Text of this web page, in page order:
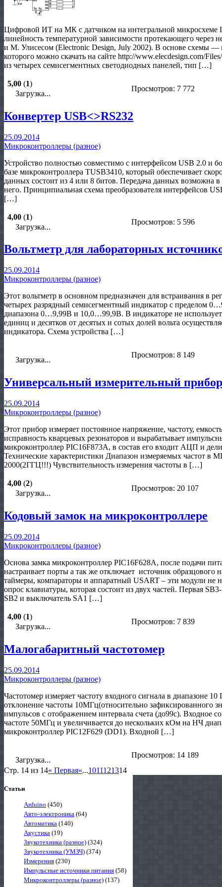
Цифровой ИТ на МК с датчиком на интегральной микросхеме
линейность температурной зависимости протекающего через
и М. Улисесом (Electronic Design, July 2002). В основе схемы —
которого можно скачать на сайте http://www.elecdesign.com/
из четырех семисегментных светодиодных панелей, тип […]
5,00 (1)
Загрузка...
Просмотров: 7 772
Конвертер USB<>RS232
25.09.2014
Микроконтроллеры (разное)
Устройство полностью совместимо с интерфейсом USB 2.0 и
базе микроконтроллера TUSB3410, который обеспечивает
данных состоит из 4 или 8 битов. Передача данных возможна
него. Принципиальная схема преобразователя интерфейсов
[…]
4,00 (1)
Загрузка...
Просмотров: 5 596
Вольтметр для лабораторных
25.09.2014
Микроконтроллеры (разное)
Этот вольтметр в основном предназначен для встраивания в
четырех разрядный семисегментный индикатор с пределом
диапазона 0…9,99В и 10,0…99,9В. В индикаторе не
единиц и десятков от десятых и сотых долей вольта
индикатора. Схема устройства […]
Загрузка...
Просмотров: 8 149
Универсальный измерительный
25.09.2014
Микроконтроллеры (разное)
Этот прибор измеряет постоянное напряжение, частоту,
исправность кварцевых резонаторов и вырабатывает
микроконтроллер PIC16F873A, в состав его входит АЦП и
Технические характеристики Диапазон измеряемых частот
2000(2ГГЦ!!!) Чувствительность измерения частоты в […]
4,00 (2)
Загрузка...
Просмотров: 20 107
Кодовый замок на микроконтроллере
25.09.2014
Микроконтроллеры (разное)
Основа замка микроконтроллер PIC16F628А, после подачи
настраивает порты а так же отключает источник
таймеры, компараторы и аппаратный USART – эти модули не
опрос клавиатуры, которая состоит из двух частей. Первая
SB2 и выключатель SA1 […]
4,00 (1)
Загрузка...
Просмотров: 7 839
Малогабаритный частотомер
25.09.2014
Микроконтроллеры (разное)
Частотомер измеряет частоту входного сигнала в диапазоне
отклонение частоты 10МГц(относительно зафиксированного
импульсов с отображением интервала счета (до99с). Входное
частоте 50МГц и увеличивается до нескольких кОм на НЧ
микроконтроллер PIC12F629 (DD1). Входной […]
Загрузка...
Просмотров: 14 189
Стр. 14 из 14« Первая«...1011121314
Статьи
Arduino (450)
Авто-электроника (64)
Автоматика (140)
Акустика (19)
Звукотехника (разное) (324)
Звукотехника (УМЗЧ) (374)
Измерения (230)
Импульсные источники питания (58)
Микроконтроллеры (разное) (137)